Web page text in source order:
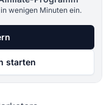
wenigen Minuten ein.
starten